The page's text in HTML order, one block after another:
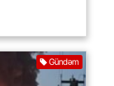
Gündəm